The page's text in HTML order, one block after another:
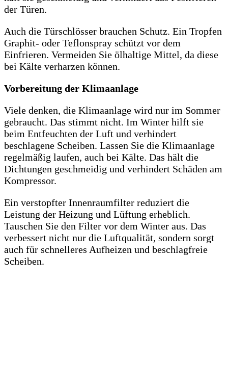
der Türen.
Auch die Türschlösser brauchen Schutz. Ein Tropfen
Graphit- oder Teflonspray schützt vor dem
Einfrieren. Vermeiden Sie ölhaltige Mittel, da diese
bei Kälte verharzen können.
Vorbereitung der Klimaanlage
Viele denken, die Klimaanlage wird nur im Sommer
gebraucht. Das stimmt nicht. Im Winter hilft sie
beim Entfeuchten der Luft und verhindert
beschlagene Scheiben. Lassen Sie die Klimaanlage
regelmäßig laufen, auch bei Kälte. Das hält die
Dichtungen geschmeidig und verhindert Schäden am
Kompressor.
Ein verstopfter Innenraumfilter reduziert die
Leistung der Heizung und Lüftung erheblich.
Tauschen Sie den Filter vor dem Winter aus. Das
verbessert nicht nur die Luftqualität, sondern sorgt
auch für schnelleres Aufheizen und beschlagfreie
Scheiben.